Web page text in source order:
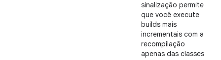
sinalização permite
que você execute
builds mais
incrementais com a
recompilação
apenas das classes